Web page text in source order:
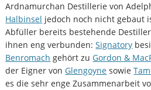
Ardnamurchan Destillerie von
Halbinsel jedoch noch nicht gebaut
Abfüller bereits bestehende
ihnen eng verbunden:Signatory
Benromach gehört zuGordon &
der Eigner vonGlengoyne sowie
es die sehr enge Zusammenarbeit